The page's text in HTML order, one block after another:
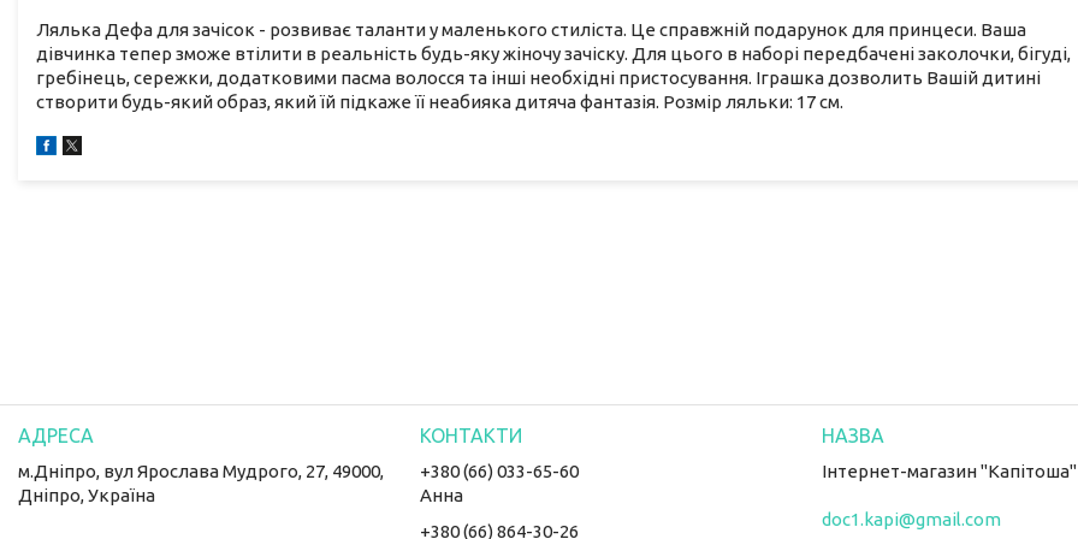
Лялька Дефа для зачісок - розвиває таланти у маленького стиліста. Це справжній подарунок для принцеси. Ваша
дівчинка тепер зможе втілити в реальність будь-яку жіночу зачіску. Для цього в наборі передбачені заколочки, бігуді,
гребінець, сережки, додатковими пасма волосся та інші необхідні пристосування. Іграшка дозволить Вашій дитині
створити будь-який образ, який їй підкаже її неабияка дитяча фантазія. Розмір ляльки: 17 см.
м.Дніпро, вул Ярослава Мудрого, 27, 49000,
Дніпро, Україна
+380 (66) 033-65-60
Анна
+380 (66) 864-30-26
Інтернет-магазин "Капітоша"
doc1.kapi@gmail.com